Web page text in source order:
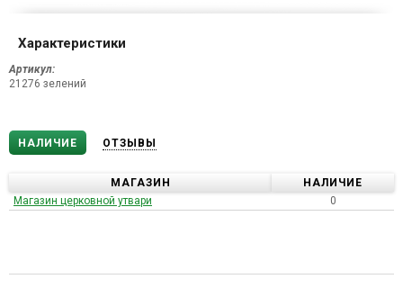
Характеристики
Артикул:
21276 зелений
НАЛИЧИЕ ОТЗЫВЫ
МАГАЗИН
НАЛИЧИЕ
Магазин церковной утвари
0